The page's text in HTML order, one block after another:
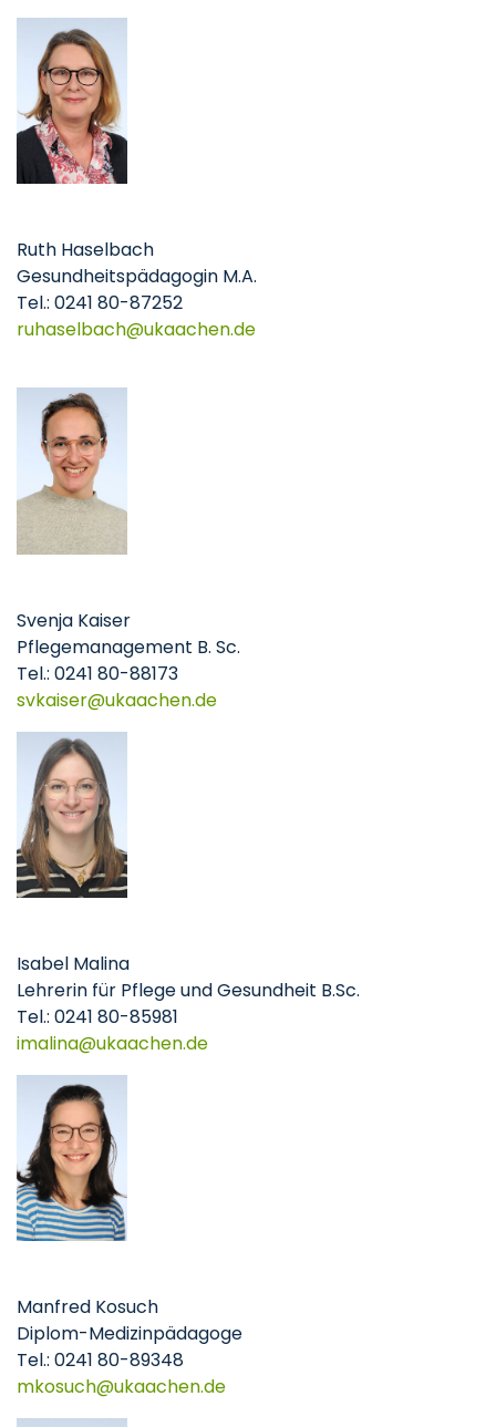
Ruth Haselbach
Gesundheitspädagogin M.A.
Tel.: 0241 80-87252
ruhaselbach
ukaachende
Svenja Kaiser
Pflegemanagement B. Sc.
Tel.: 0241 80-88173
svkaiser
ukaachende
Isabel Malina
Lehrerin für Pflege und Gesundheit B.Sc.
Tel.: 0241 80-85981
imalina
ukaachende
Manfred Kosuch
Diplom-Medizinpädagoge
Tel.: 0241 80-89348
mkosuch
ukaachende